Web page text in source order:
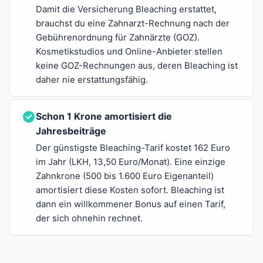
Damit die Versicherung Bleaching erstattet,
brauchst du eine Zahnarzt-Rechnung nach der
Gebührenordnung für Zahnärzte (GOZ).
Kosmetikstudios und Online-Anbieter stellen
keine GOZ-Rechnungen aus, deren Bleaching ist
daher nie erstattungsfähig.
Schon 1 Krone amortisiert die
Jahresbeiträge
Der günstigste Bleaching-Tarif kostet 162 Euro
im Jahr (LKH, 13,50 Euro/Monat). Eine einzige
Zahnkrone (500 bis 1.600 Euro Eigenanteil)
amortisiert diese Kosten sofort. Bleaching ist
dann ein willkommener Bonus auf einen Tarif,
der sich ohnehin rechnet.